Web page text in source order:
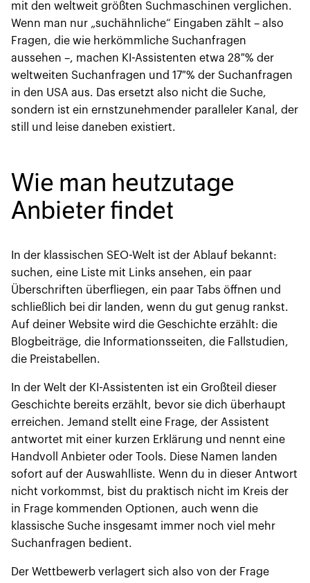
mit den weltweit größten Suchmaschinen verglichen.
Wenn man nur „suchähnliche“ Eingaben zählt – also
Fragen, die wie herkömmliche Suchanfragen
aussehen –, machen KI-Assistenten etwa 28 % der
weltweiten Suchanfragen und 17 % der Suchanfragen
in den USA aus. Das ersetzt also nicht die Suche,
sondern ist ein ernstzunehmender paralleler Kanal, der
still und leise daneben existiert.
Wie man heutzutage
Anbieter findet
In der klassischen SEO-Welt ist der Ablauf bekannt:
suchen, eine Liste mit Links ansehen, ein paar
Überschriften überfliegen, ein paar Tabs öffnen und
schließlich bei dir landen, wenn du gut genug rankst.
Auf deiner Website wird die Geschichte erzählt: die
Blogbeiträge, die Informationsseiten, die Fallstudien,
die Preistabellen.
In der Welt der KI-Assistenten ist ein Großteil dieser
Geschichte bereits erzählt, bevor sie dich überhaupt
erreichen. Jemand stellt eine Frage, der Assistent
antwortet mit einer kurzen Erklärung und nennt eine
Handvoll Anbieter oder Tools. Diese Namen landen
sofort auf der Auswahlliste. Wenn du in dieser Antwort
nicht vorkommst, bist du praktisch nicht im Kreis der
in Frage kommenden Optionen, auch wenn die
klassische Suche insgesamt immer noch viel mehr
Suchanfragen bedient.
Der Wettbewerb verlagert sich also von der Frage